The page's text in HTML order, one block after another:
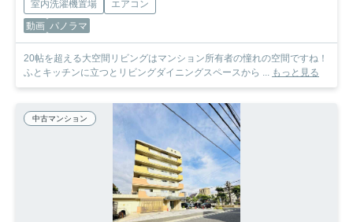
室内洗濯機置場
エアコン
動画 パノラマ
20帖を超える大空間リビングはマンション所有者の憧れの空間ですね！
ふとキッチンに立つとリビングダイニングスペースから ... もっと見る
中古マンション